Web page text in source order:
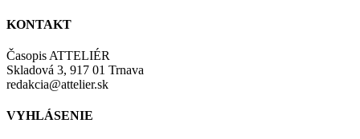
KONTAKT
Časopis ATTELIÉR
Skladová 3, 917 01 Trnava
redakcia@attelier.sk
VYHLÁSENIE